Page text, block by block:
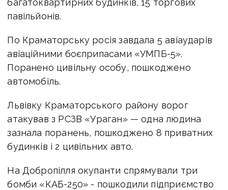
багатоквартирних будинків, 15 торгових
павільйонів.
По Краматорську росія завдала 5 авіаударів
авіаційними боєприпасами «УМПБ-5».
Поранено цивільну особу, пошкоджено
автомобіль.
Львівку Краматорського району ворог
атакував з РСЗВ «Ураган» — одна людина
зазнала поранень, пошкоджено 8 приватних
будинків і 2 цивільних авто.
На Добропілля окупанти спрямували три
бомби «КАБ-250» - пошкодили підприємство